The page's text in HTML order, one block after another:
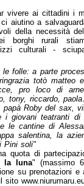
vivere ai cittadini i
aiutino a
della necessità
rurali
culturali -
folle: a parte
totò
pro loco di
tony, riccardo,
Roby del sax,
i giovani teatranti
le cantine di
salentina, la
Pini soli"
quota di
la luna" (massimo
su prenotazioni